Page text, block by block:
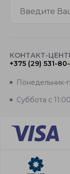
КОНТАКТ-
+375 (29) 531-
Понедельник-
Суббота с